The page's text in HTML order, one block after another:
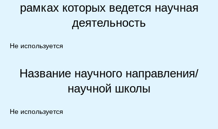
рамках которых ведется научная
деятельность
Не используется
Название научного направления/
научной школы
Не используется